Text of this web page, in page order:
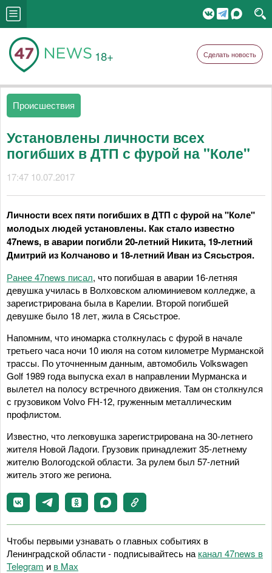
18+ Сделать новость
Происшествия
Установлены личности всех
погибших в ДТП с фурой на "Коле"
17:47 10.07.2017
Личности всех пяти погибших в ДТП с фурой на "Коле"
молодых людей установлены. Как стало известно
47news, в аварии погибли 20-летний Никита, 19-летний
Дмитрий из Колчаново и 18-летний Иван из Сясьстроя.
Ранее 47news писал, что погибшая в аварии 16-летняя
девушка училась в Волховском алюминиевом колледже, а
зарегистрирована была в Карелии. Второй погибшей
девушке было 18 лет, жила в Сясьстрое.
Напомним, что иномарка столкнулась с фурой в начале
третьего часа ночи 10 июля на сотом километре Мурманской
трассы. По уточненным данным, автомобиль Volkswagen
Golf 1989 года выпуска ехал в направлении Мурманска и
вылетел на полосу встречного движения. Там он столкнулся
с грузовиком Volvo FH-12, груженным металлическим
профлистом.
Известно, что легковушка зарегистрирована на 30-летнего
жителя Новой Ладоги. Грузовик принадлежит 35-летнему
жителю Вологодской области. За рулем был 57-летний
житель этого же региона.
Чтобы первыми узнавать о главных событиях в
Ленинградской области - подписывайтесь на канал 47news в
Telegram и в Maх